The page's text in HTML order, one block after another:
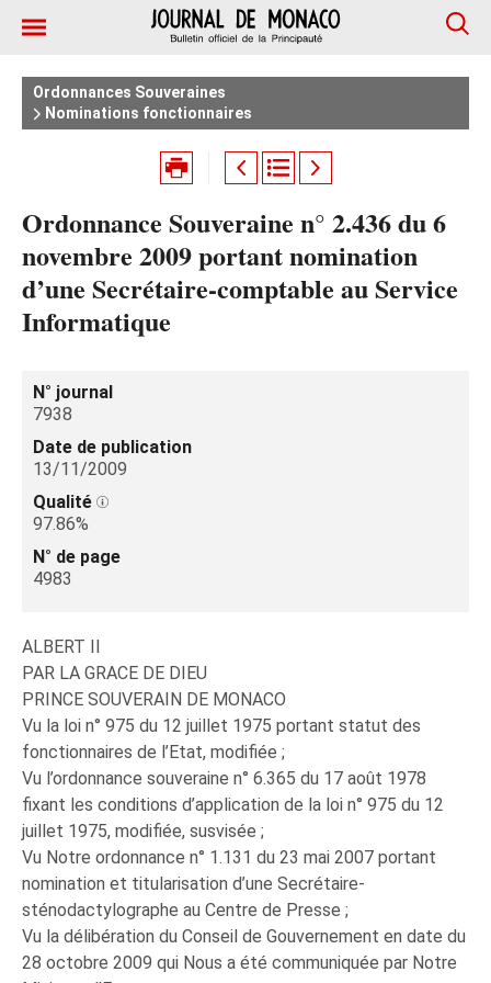
Ordonnances Souveraines
Nominations fonctionnaires
Ordonnance Souveraine n° 2.436 du 6
novembre 2009 portant nomination
d’une Secrétaire-comptable au Service
Informatique
N° journal
7938
Date de publication
13/11/2009
Qualité
97.86%
N° de page
4983
ALBERT II
PAR LA GRACE DE DIEU
PRINCE SOUVERAIN DE MONACO
Vu la loi n° 975 du 12 juillet 1975 portant statut des
fonctionnaires de l’Etat, modifiée ;
Vu l’ordonnance souveraine n° 6.365 du 17 août 1978
fixant les conditions d’application de la loi n° 975 du 12
juillet 1975, modifiée, susvisée ;
Vu Notre ordonnance n° 1.131 du 23 mai 2007 portant
nomination et titularisation d’une Secrétaire-
sténodactylographe au Centre de Presse ;
Vu la délibération du Conseil de Gouvernement en date du
28 octobre 2009 qui Nous a été communiquée par Notre